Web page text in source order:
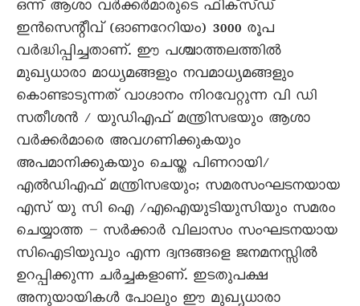
ഒന്ന് ആശാ വർക്കർമാരുടെ ഫിക്സ്ഡ്
ഇൻസെന്റീവ് (ഓണറേറിയം) 3000 രൂപ
വർദ്ധിപ്പിച്ചതാണ്. ഈ പശ്ചാത്തലത്തിൽ
മുഖ്യധാരാ മാധ്യമങ്ങളും നവമാധ്യമങ്ങളും
കൊണ്ടാടുന്നത് വാഗ്ദാനം നിറവേറ്റുന്ന വി ഡി
സതീശൻ / യുഡിഎഫ് മന്ത്രിസഭയും ആശാ
വർക്കർമാരെ അവഗണിക്കുകയും
അപമാനിക്കുകയും ചെയ്ത പിണറായി/
എൽഡിഎഫ് മന്ത്രിസഭയും; സമരസംഘടനയായ
എസ് യു സി ഐ /എഐയുടിയുസിയും സമരം
ചെയ്യാത്ത – സർക്കാർ വിലാസം സംഘടനയായ
സിഐടിയുവും എന്ന ദ്വന്ദങ്ങളെ ജനമനസ്സിൽ
ഉറപ്പിക്കുന്ന ചർച്ചകളാണ്. ഇടതുപക്ഷ
അനുയായികൾ പോലും ഈ മുഖ്യധാരാ